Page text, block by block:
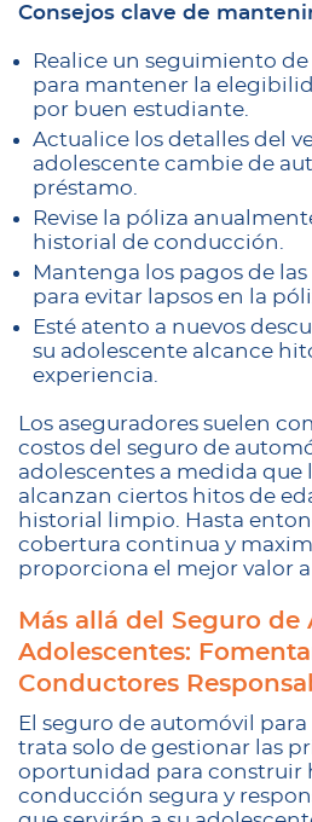
Consejos clave de
Realice un seguimiento
para mantener la
por buen estudiante.
Actualice los detalles del
adolescente cambie de
préstamo.
Revise la póliza
historial de conducción.
Mantenga los pagos de
para evitar lapsos en la
Esté atento a nuevos
su adolescente alcance
experiencia.
Los aseguradores suelen
costos del seguro de
adolescentes a medida que
alcanzan ciertos hitos de
historial limpio. Hasta
cobertura continua y
proporciona el mejor valor a
Más allá del Seguro de
Adolescentes:
Conductores
El seguro de automóvil
trata solo de gestionar las
oportunidad para construir
conducción segura y